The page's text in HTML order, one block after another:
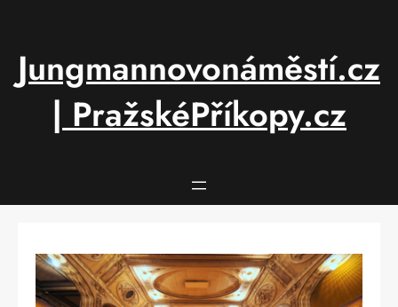
Jungmannovonáměstí.cz
| PražskéPříkopy.cz